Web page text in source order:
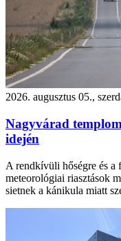
2026. augusztus 05.,
Nagyvárad
idején
A rendkívüli hőségre és a
meteorológiai riasztások
sietnek a kánikula miatt